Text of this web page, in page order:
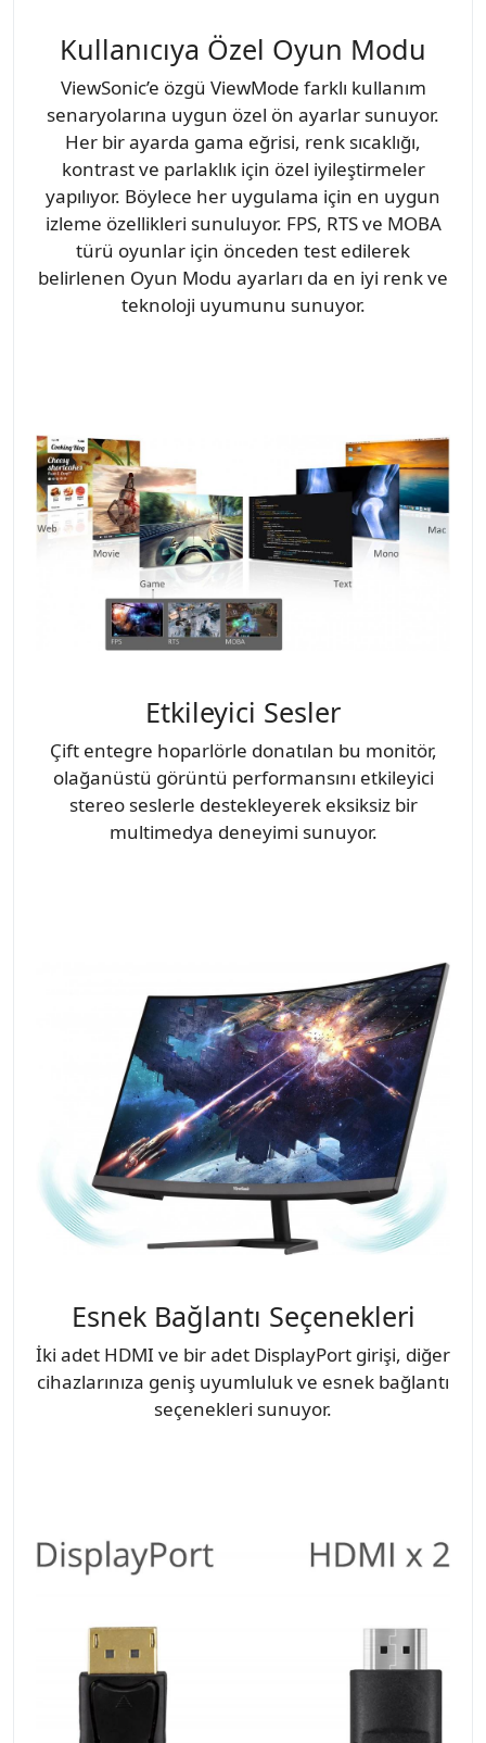
Kullanıcıya Özel Oyun Modu
ViewSonic’e özgü ViewMode farklı kullanım
senaryolarına uygun özel ön ayarlar sunuyor.
Her bir ayarda gama eğrisi, renk sıcaklığı,
kontrast ve parlaklık için özel iyileştirmeler
yapılıyor. Böylece her uygulama için en uygun
izleme özellikleri sunuluyor. FPS, RTS ve MOBA
türü oyunlar için önceden test edilerek
belirlenen Oyun Modu ayarları da en iyi renk ve
teknoloji uyumunu sunuyor.
Etkileyici Sesler
Çift entegre hoparlörle donatılan bu monitör,
olağanüstü görüntü performansını etkileyici
stereo seslerle destekleyerek eksiksiz bir
multimedya deneyimi sunuyor.
Esnek Bağlantı Seçenekleri
İki adet HDMI ve bir adet DisplayPort girişi, diğer
cihazlarınıza geniş uyumluluk ve esnek bağlantı
seçenekleri sunuyor.